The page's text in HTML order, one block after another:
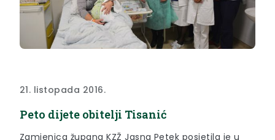
21. listopada 2016.
Peto dijete obitelji Tisanić
Zamjenica župana KZŽ Jasna Petek posjetila je u